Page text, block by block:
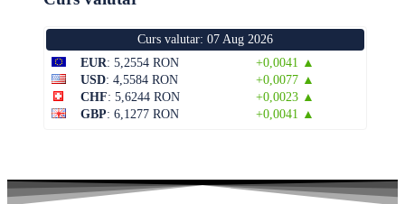
Curs valutar: 07 Aug 2026
EUR: 5,2554 RON
+0,0041 ▲
USD: 4,5584 RON
+0,0077 ▲
CHF: 5,6244 RON
+0,0023 ▲
GBP: 6,1277 RON +0,0041 ▲